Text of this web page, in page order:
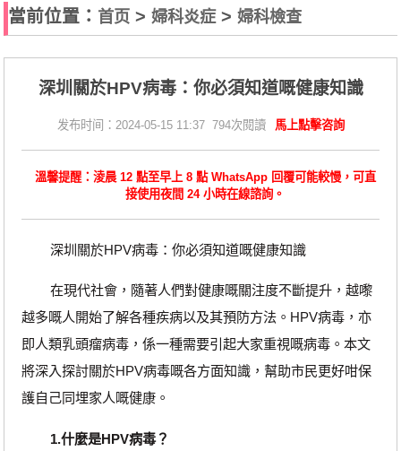
當前位置： 首页 >婦科炎症>婦科檢查
​深圳關於HPV病毒：你必須知道嘅健康知識
发布时间：2024-05-15 11:37 794次閱讀 馬上點擊咨詢
溫馨提醒：淩晨 12 點至早上 8 點 WhatsApp 回覆可能較慢，可直
接使用夜間 24 小時在線諮詢。
深圳關於HPV病毒：你必須知道嘅健康知識
在現代社會，隨著人們對健康嘅關注度不斷提升，越嚟
越多嘅人開始了解各種疾病以及其預防方法。HPV病毒，亦
即人類乳頭瘤病毒，係一種需要引起大家重視嘅病毒。本文
將深入探討關於HPV病毒嘅各方面知識，幫助市民更好咁保
護自己同埋家人嘅健康。
1.什麼是HPV病毒？